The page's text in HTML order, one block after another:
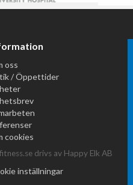
oss
/ Öppettider
cookies
drivs av Happy Elk AB
inställningar